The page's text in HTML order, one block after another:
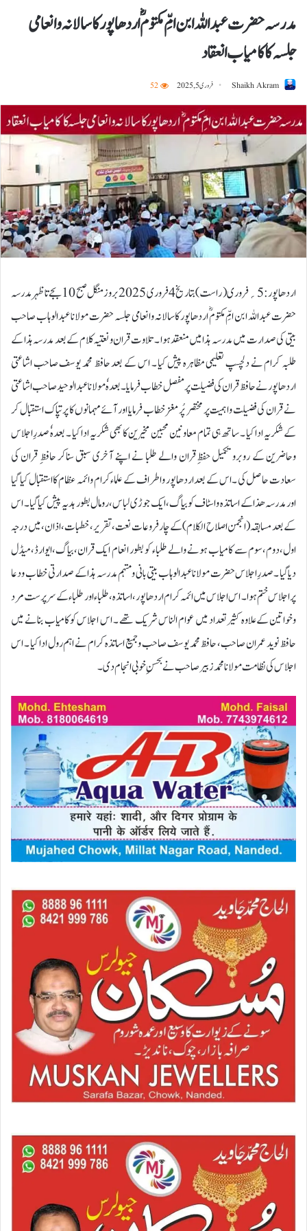
مدرسہ حضرت عبداللہ ابن امِّ مکتومؓ اردھاپور کا سالانہ وانعامی
جلسہ کا کامیاب انعقاد
Shaikh Akram فروری 5, 2025 52
اردھاپور:5؍فروری ( راست) بتاریخ 4فروری 2025 بروز منگل صبح 10 بجے تا ظہر مدرسہ
حضرت عبداللہ ابن امِّ مکتومؓ اردھاپور کا سالانہ وانعامی جلسہ حضرت مولانا عبدالوہاب صاحب
بیتی کی صدارت میں مدرسہ ہذا میں منعقد ہوا ۔ تلاوت قران و نعتیہ کلام کے بعد مدرسہ ہذا کے
طلبہ کرام نے دلچسپ تعلیمی مظاہرہ پیش کیا ۔ اس کے بعد حافظ محمد یوسف صاحب اشاعتی
اردھاپور نے حافظ قران کی فضیلت پر مفصل خطاب فرمایا ۔ بعدہ ٗمولانا عبدالوحید صاحب اشاعتی
نے قران کی فضیلت واہمیت پر مختصر پُر مغز خطاب فرمایا اور آئے مہمانوں کا پرتپاک استقبال کر
کے شکریہ ادا کیا ۔ ساتھ ہی تمام معاونین محبین مخیرین کا بھی شکریہ ادا کیا ۔ بعدہ ٗصدرِاجلاس
وحاضرین کے روبرو تکمیل حفظِ قران والے طلبا نے اپنے آخری سبق سناکر حافظِ قران کی
سعادت حاصل کی ۔اس کے بعد اردھاپور واطراف کے علماء کرام وائمہ عظام کا استقبال کیا گیا
اورمدرسہ ھذا کے اساتذہ واسٹاف کو بیاگ،ایک جوڑی لباس،رومال بطور ہدیہ پیش کیاگیا ۔ اس
کے بعد مسابقہ(انجمن اصلاح الکلام) کے چار فروعات نعت،تقریر،خطبات،اذان، میں درجہ
اول،دوم،سوم سے کامیاب ہونے والے طلباء کو بطور انعام ایک قران،بیاگ،ایوارڈ،میڈل
دیاگیا ۔صدرِاجلاس حضرت مولانا عبدالوہاب بیتی بانی ومہتمم مدرسہ ہذا کے صدارتی خطاب ودعا
پر اجلاس ختم ہوا۔ اس اجلاس میں ائمہ کرام اردھاپور،اساتذہ،طلباء اور طلباء کے سرپرست مرد
وخواتین کےعلاوہ کثیر تعداد میں عوام الناس شریک تھے ۔ اس اجلاس کو کامیاب بنانے میں
حافظ نوید عمران صاحب، حافظ محمد یوسف صاحب وجمیع اساتذہ کرام نے اہم رول ادا کیا ۔ اس
اجلاس کی نظامت مولانا محمد زبیر صاحب نے بحسنِ خوبی انجام دی۔